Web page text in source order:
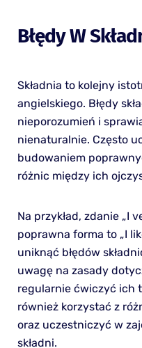
Błędy W
Składnia to kolejny
angielskiego. Błędy
nieporozumień i
nienaturalnie. Często
budowaniem
różnic między ich
Na przykład, zdanie „I
poprawna forma to „I
uniknąć błędów
uwagę na zasady
regularnie ćwiczyć ich
również korzystać z
oraz uczestniczyć w
składni.